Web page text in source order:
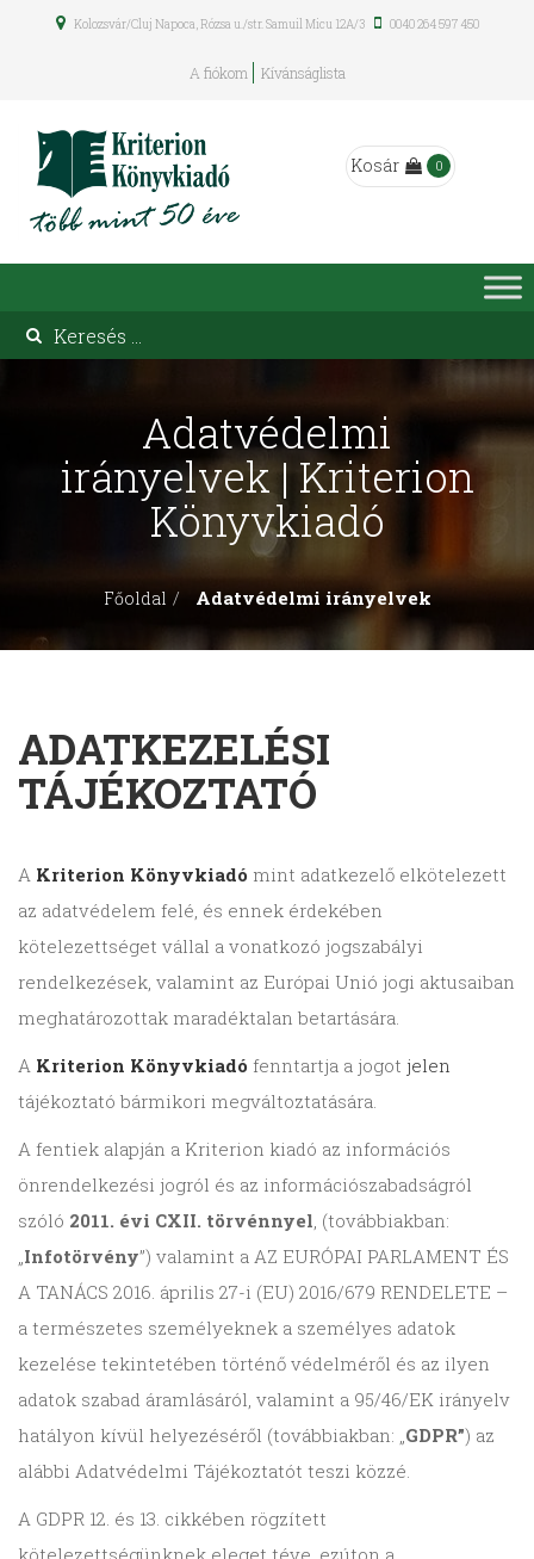
Kolozsvár/Cluj Napoca, Rózsa u./str. Samuil Micu 12A/3 0040 264 597 450
A fiókom Kívánságlista
Kosár 0
Adatvédelmi
irányelvek | Kriterion
Könyvkiadó
Főoldal Adatvédelmi irányelvek
ADATKEZELÉSI
TÁJÉKOZTATÓ
A Kriterion Könyvkiadó mint adatkezelő elkötelezett
az adatvédelem felé, és ennek érdekében
kötelezettséget vállal a vonatkozó jogszabályi
rendelkezések, valamint az Európai Unió jogi aktusaiban
meghatározottak maradéktalan betartására.
A Kriterion Könyvkiadó fenntartja a jogot jelen
tájékoztató bármikori megváltoztatására.
A fentiek alapján a Kriterion kiadó az információs
önrendelkezési jogról és az információszabadságról
szóló 2011. évi CXII. törvénnyel , (továbbiakban:
Infotörvény”) valamint a AZ EURÓPAI PARLAMENT ÉS
A TANÁCS 2016. április 27-i (EU) 2016/679 RENDELETE –
a természetes személyeknek a személyes adatok
kezelése tekintetében történő védelméről és az ilyen
adatok szabad áramlásáról, valamint a 95/46/EK irányelv
hatályon kívül helyezéséről (továbbiakban: „ GDPR”) az
alábbi Adatvédelmi Tájékoztatót teszi közzé.
A GDPR 12. és 13. cikkében rögzített
kötelezettségünknek eleget téve, ezúton a